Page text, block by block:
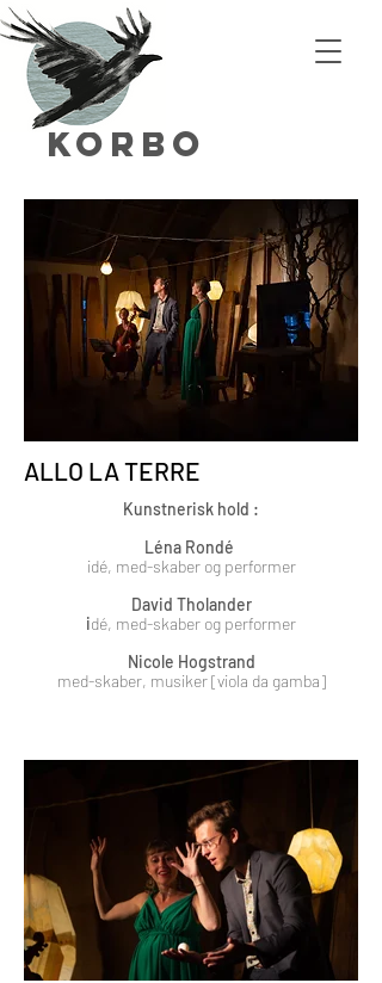
Korbo
ALLO LA TERRE
Kunstnerisk hold :
Léna Rondé
idé, med-skaber og performer
David Tholander
idé, med-skaber og performer
Nicole Hogstrand
med-skaber, musiker [viola da gamba]